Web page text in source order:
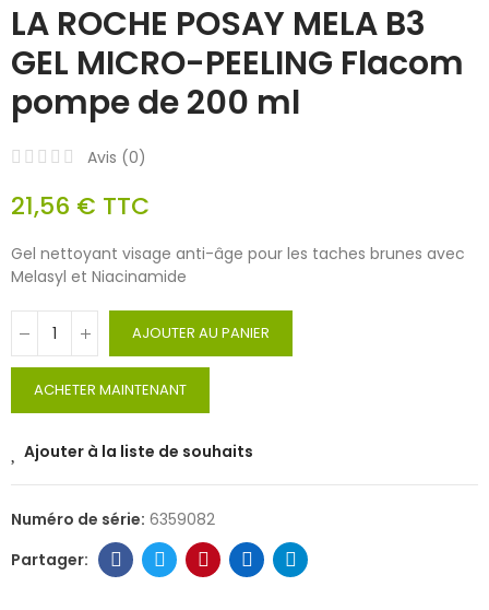
LA ROCHE POSAY MELA B3
GEL MICRO-PEELING Flacom
pompe de 200 ml
Avis (0)
21,56 € TTC
Gel nettoyant visage anti-âge pour les taches brunes avec
Melasyl et Niacinamide
AJOUTER AU PANIER
ACHETER MAINTENANT
Ajouter à la liste de souhaits
Numéro de série: 6359082